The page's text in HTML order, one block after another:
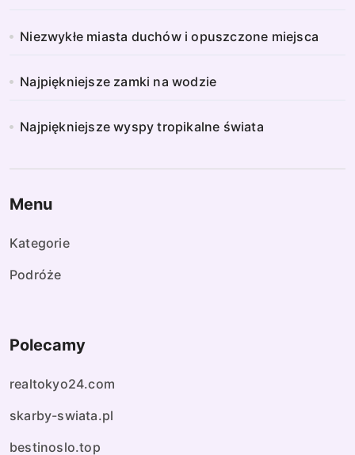
Niezwykłe miasta duchów i opuszczone miejsca
Najpiękniejsze zamki na wodzie
Najpiękniejsze wyspy tropikalne świata
Menu
Kategorie
Podróże
Polecamy
realtokyo24.com
skarby-swiata.pl
bestinoslo.top